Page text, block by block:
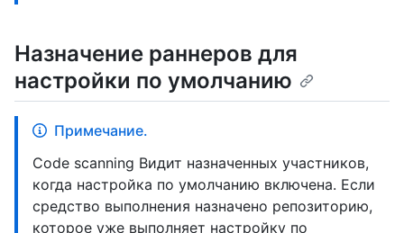
Назначение раннеров для
настройки по умолчанию
Примечание.
Code scanning Видит назначенных участников,
когда настройка по умолчанию включена. Если
средство выполнения назначено репозиторию,
которое уже выполняет настройку по